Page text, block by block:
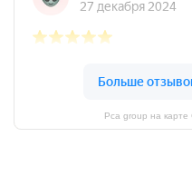
Pca group на